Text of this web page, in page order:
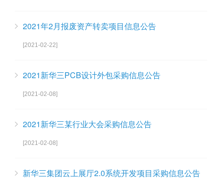
2021年2月报废资产转卖项目信息公告
[2021-02-22]
2021新华三PCB设计外包采购信息公告
[2021-02-08]
2021新华三某行业大会采购信息公告
[2021-02-08]
新华三集团云上展厅2.0系统开发项目采购信息公告